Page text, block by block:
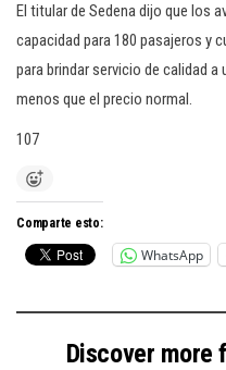
El titular de Sedena dijo que los
capacidad para 180 pasajeros y
para brindar servicio de calidad
menos que el precio normal.
107
Comparte esto:
WhatsApp
Discover more